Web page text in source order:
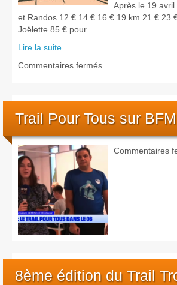
Après le 19
et Randos 12 € 14 € 16 € 19 km 21 € 23
Joëlette 85 € pour…
Lire la suite …
Commentaires ferméssur
édition
du
Trail
Trophée
mai
2025
Trail Pour Tous sur
Commentaires
8ème édition du Trail